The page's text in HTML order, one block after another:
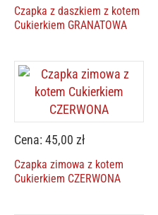
Czapka z daszkiem z kotem
Cukierkiem GRANATOWA
Cena: 45,00 zł
Czapka zimowa z kotem
Cukierkiem CZERWONA